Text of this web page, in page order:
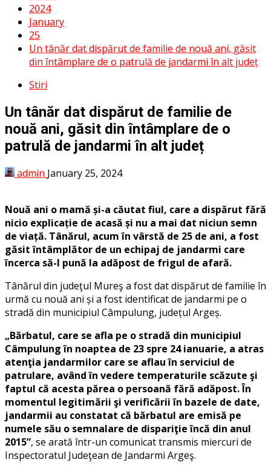
2024
January
25
Un tânăr dat dispărut de familie de nouă ani, găsit
din întâmplare de o patrulă de jandarmi în alt județ
Stiri
Un tânăr dat dispărut de familie de
nouă ani, găsit din întâmplare de o
patrulă de jandarmi în alt județ
admin January 25, 2024
Nouă ani o mamă și-a căutat fiul, care a dispărut fără
nicio explicație de acasă și nu a mai dat niciun semn
de viață. Tânărul, acum în vârstă de 25 de ani, a fost
găsit întâmplător de un echipaj de jandarmi care
încerca să-l pună la adăpost de frigul de afară.
Tânărul din judeţul Mureş a fost dat dispărut de familie în
urmă cu nouă ani și a fost identificat de jandarmi pe o
stradă din municipiul Câmpulung, județul Argeș.
„Bărbatul, care se afla pe o stradă din municipiul
Câmpulung în noaptea de 23 spre 24 ianuarie, a atras
atenţia jandarmilor care se aflau în serviciul de
patrulare, având în vedere temperaturile scăzute şi
faptul că acesta părea o persoană fără adăpost. În
momentul legitimării şi verificării în bazele de date,
jandarmii au constatat că bărbatul are emisă pe
numele său o semnalare de dispariţie încă din anul
2015”, se arată într-un comunicat transmis miercuri de
Inspectoratul Judeţean de Jandarmi Argeş.